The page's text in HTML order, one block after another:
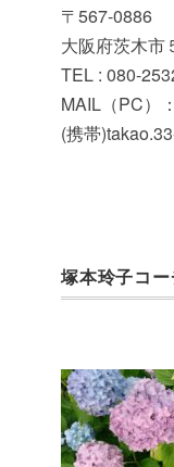
〒567-0886
大阪府茨木市
TEL : 080-
MAIL（PC）
(携帯
塚本玲子コ